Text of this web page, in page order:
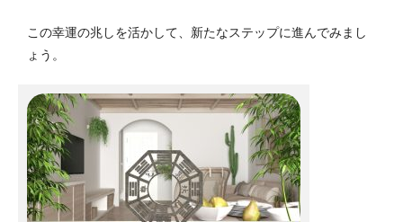
この幸運の兆しを活かして、新たなステップに進んでみまし
ょう。